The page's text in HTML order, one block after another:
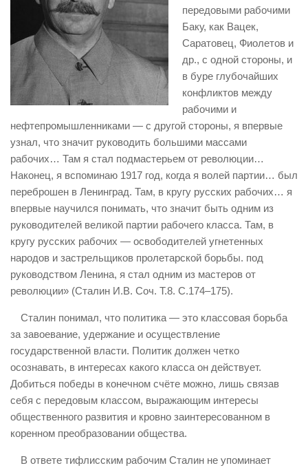
передовыми рабочими
Баку, как Вацек,
Саратовец, Фиолетов и
др., с одной стороны, и
в буре глубочайших
конфликтов между
рабочими и
нефтепромышленниками — с другой стороны, я впервые
узнал, что значит руководить большими массами
рабочих… Там я стал подмастерьем от революции…
Наконец, я вспоминаю 1917 год, когда я волей партии… был
переброшен в Ленинград. Там, в кругу русских рабочих… я
впервые научился понимать, что значит быть одним из
руководителей великой партии рабочего класса. Там, в
кругу русских рабочих — освободителей угнетенных
народов и застрельщиков пролетарской борьбы. под
руководством Ленина, я стал одним из мастеров от
революции» (Сталин И.В. Соч. Т.8. С.174–175).
Сталин понимал, что политика — это классовая борьба
за завоевание, удержание и осуществление
государственной власти. Политик должен четко
осознавать, в интересах какого класса он действует.
Добиться победы в конечном счёте можно, лишь связав
себя с передовым классом, выражающим интересы
общественного развития и кровно заинтересованном в
коренном преобразовании общества.
В ответе тифлисским рабочим Сталин не упоминает